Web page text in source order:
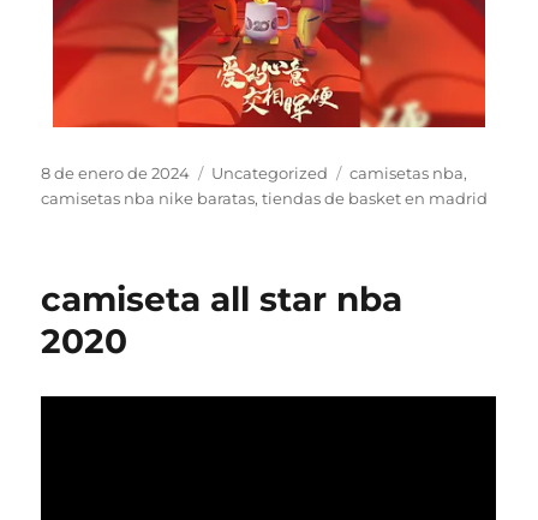
Publicado
el
8 de enero de 2024 Categorías
Uncategorized Etiquetas
camisetas nba,
camisetas nba nike baratas,tiendas de basket en madrid
camiseta all star nba
2020